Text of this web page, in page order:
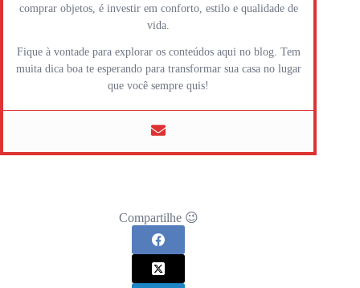
comprar objetos, é investir em conforto, estilo e qualidade de
vida.
Fique à vontade para explorar os conteúdos aqui no blog. Tem
muita dica boa te esperando para transformar sua casa no lugar
que você sempre quis!
Compartilhe 😉